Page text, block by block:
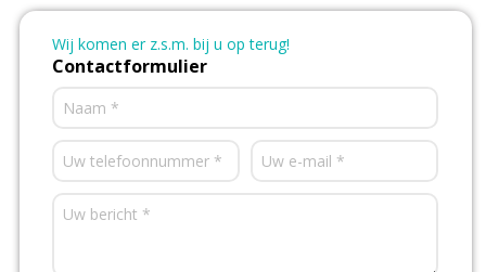
Wij komen er z.s.m. bij u op terug!
Contactformulier